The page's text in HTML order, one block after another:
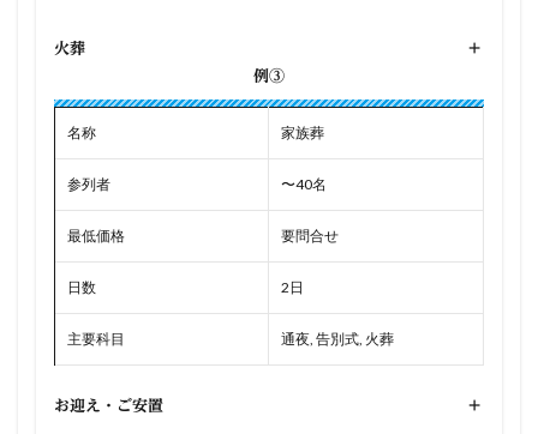
火葬
+
例③
名称 家族葬
参列者 〜40名
最低価格 要問合せ
日数 2日
主要科目 通夜, 告別式, 火葬
お迎え・ご安置 +